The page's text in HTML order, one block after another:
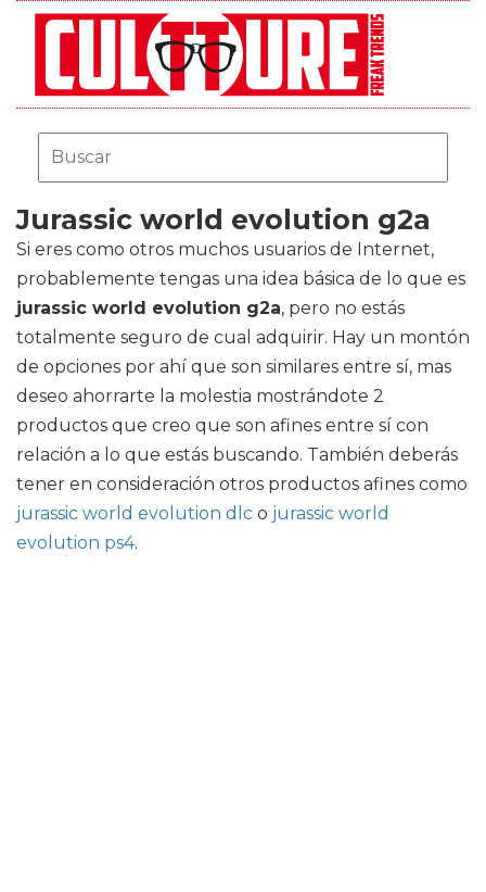
Jurassic world evolution g2a
Si eres como otros muchos usuarios de Internet,
probablemente tengas una idea básica de lo que es
jurassic world evolution g2a, pero no estás
totalmente seguro de cual adquirir. Hay un montón
de opciones por ahí que son similares entre sí, mas
deseo ahorrarte la molestia mostrándote 2
productos que creo que son afines entre sí con
relación a lo que estás buscando. También deberás
tener en consideración otros productos afines como
jurassic world evolution dlc o jurassic world
evolution ps4.